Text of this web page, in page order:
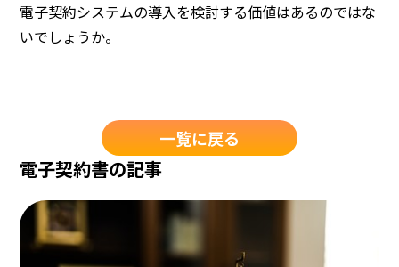
電子契約システムの導入を検討する価値はあるのではな
いでしょうか。
一覧に戻る
電子契約書の記事